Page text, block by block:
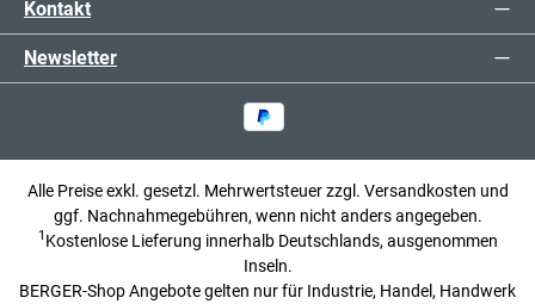
Kontakt
Newsletter
Alle Preise exkl. gesetzl. Mehrwertsteuer zzgl. Versandkosten und
ggf. Nachnahmegebühren, wenn nicht anders angegeben.
1 Kostenlose Lieferung innerhalb Deutschlands, ausgenommen
Inseln.
BERGER-Shop Angebote gelten nur für Industrie, Handel, Handwerk